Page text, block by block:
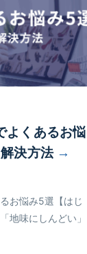
よくあるお悩
決方法
お悩み5選【はじ
地味にしんどい」